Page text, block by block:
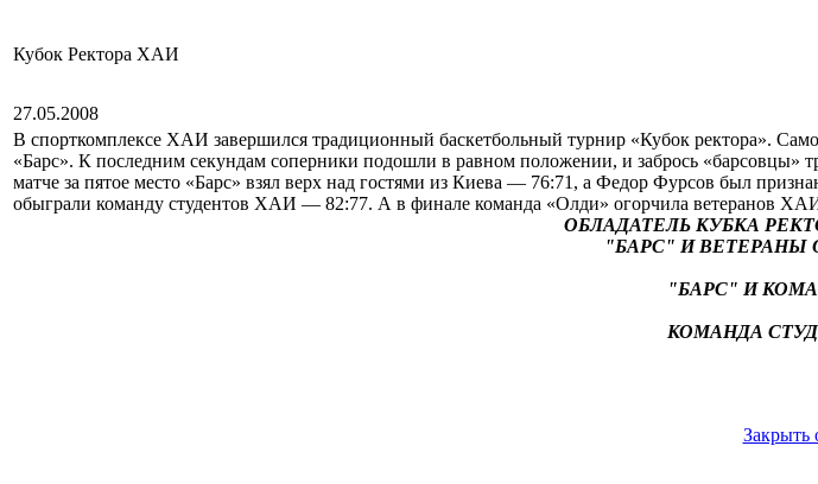
Кубок Ректора ХАИ
27.05.2008
В спорткомплексе ХАИ завершился традиционный баскетбольный турнир «Кубок ректора».
«Барс». К последним секундам соперники подошли в равном положении, и забрось «барсовцы»
матче за пятое место «Барс» взял верх над гостями из Киева — 76:71, а Федор Фурсов был
обыграли команду студентов ХАИ — 82:77. А в финале команда «Олди» огорчила ветеранов
ОБЛАДАТЕЛЬ КУБКА
"БАРС" И ВЕТЕРАНЫ
"БАРС" И
КОМАНДА
Закрыть